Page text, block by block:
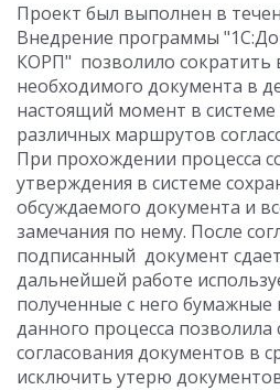
Проект был выполнен в
Внедрение программы
КОРП" позволило сократить
необходимого документа в
настоящий момент в
различных маршрутов
При прохождении процесса
утверждения в системе
обсуждаемого документа и
замечания по нему. После
подписанный документ
дальнейшей работе
полученные с него
данного процесса позволила
согласования документов в
исключить утерю